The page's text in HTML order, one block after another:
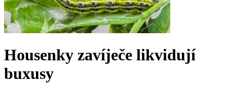
Housenky zavíječe likvidují
buxusy